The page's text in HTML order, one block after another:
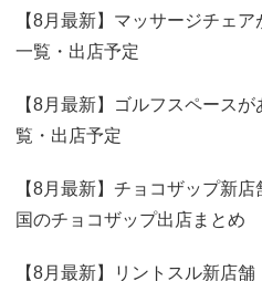
【8月最新】マッサージチェ
一覧・出店予定
【8月最新】ゴルフスペース
覧・出店予定
【8月最新】チョコザップ新
国のチョコザップ出店まとめ
【8月最新】リントスル新店